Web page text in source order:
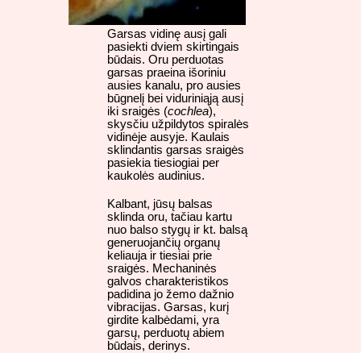
Garsas vidinę ausį gali
pasiekti dviem skirtingais
būdais. Oru perduotas
garsas praeina išoriniu
ausies kanalu, pro ausies
būgnelį bei viduriniąją ausį
iki sraigės (cochlea),
skysčiu užpildytos spiralės
vidinėje ausyje. Kaulais
sklindantis garsas sraigės
pasiekia tiesiogiai per
kaukolės audinius.
Kalbant, jūsų balsas
sklinda oru, tačiau kartu
nuo balso stygų ir kt. balsą
generuojančių organų
keliauja ir tiesiai prie
sraigės. Mechaninės
galvos charakteristikos
padidina jo žemo dažnio
vibracijas. Garsas, kurį
girdite kalbėdami, yra
garsų, perduotų abiem
būdais, derinys.